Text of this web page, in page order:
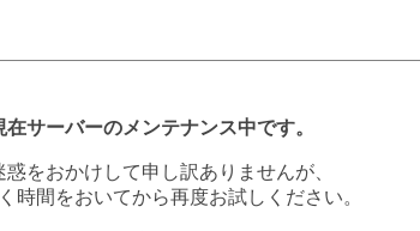
在サーバーのメンテナンス中です。
惑をおかけして申し訳ありませんが、
時間をおいてから再度お試しください。